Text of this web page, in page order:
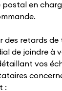
en
des retards de
de joindre à
vos
: